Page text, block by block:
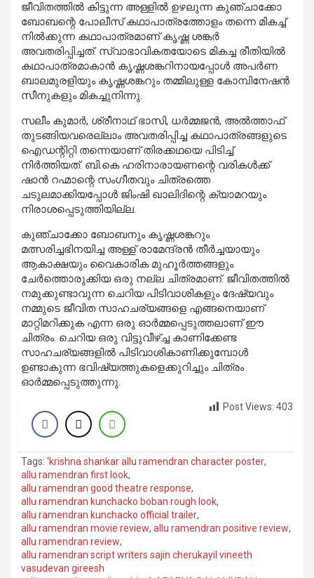
ജീവിതത്തില്‍ കിട്ടുന്ന അള്ളില്‍ ഉഴലുന്ന കുഞ്ചാക്കോ
ബോബന്റെ പോലീസ് കഥാപാത്രത്തോളം തന്നെ മികച്ച്
നില്‍ക്കുന്ന കഥാപാത്രമാണ് കൃഷ്ണ ശങ്കര്‍
അവതരിപ്പിച്ചത്. സ്വാഭാവികതയോടെ മികച്ച രീതിയില്‍
കഥാപാത്രമാകാന്‍ കൃഷ്ണശങ്കറിനായപ്പോള്‍ അപര്‍ണ
ബാലമുരളിയും കൃഷ്ണശങ്കറും തമ്മിലുള്ള കോമ്പിനേഷന്‍
സീനുകളും മികച്ചുനിന്നു.
സലീം കുമാര്‍, ശ്രീനാഥ് ഭാസി, ധര്‍മ്മജന്‍, അല്‍ത്താഫ്
തുടങ്ങിയവരെല്ലാം അവതരിപ്പിച്ച കഥാപാത്രങ്ങളുടെ
ഐഡന്റിറ്റി തന്നെയാണ് തിരക്കഥയെ പിടിച്ച്
നിര്‍ത്തിയത്. ബി.കെ ഹരിനാരായണന്റെ വരികള്‍ക്ക്
ഷാന്‍ റഹ്മാന്റെ സംഗീതവും ചിത്രത്തെ
ചടുലമാക്കിയപ്പോള്‍ ജിംഷി ഖാലിദിന്റെ ക്യാമറയും
നിരാശപ്പെടുത്തിയില്ല.
കുഞ്ചാക്കോ ബോബനും കൃഷ്ണശങ്കറും
മത്സരിച്ചഭിനയിച്ച അള്ള് രാമേന്ദ്രന്‍ തീര്‍ച്ചയായും
ആകാക്ഷയും വൈകാരിക മുഹൂര്‍ത്തങ്ങളും
ചേര്‍ത്തൊരുക്കിയ ഒരു നല്ല ചിത്രമാണ്. ജീവിതത്തില്‍
നമുക്കുണ്ടാവുന്ന ചെറിയ പിടിവാശികളും ദേഷ്യവും
നമ്മുടെ ജീവിത സാഹചര്യങ്ങളെ എങ്ങനെയാണ്
മാറ്റിമറിക്കുക എന്ന ഒരു ഓര്‍മ്മപ്പെടുത്തലാണ് ഈ
ചിത്രം. ചെറിയ ഒരു വിട്ടുവീഴ്ച്ച കാണിക്കേണ്ട
സാഹചര്യങ്ങളില്‍ പിടിവാശികാണിക്കുമ്പോള്‍
ഉണ്ടാകുന്ന ഭവിഷ്യത്തുകളെക്കുറിച്ചും ചിത്രം
ഓര്‍മ്മപ്പെടുത്തുന്നു.
Post Views: 403
Tags: 'krishna shankar allu ramendran character poster,
allu ramendran first look,
allu ramendran good theatre response,
allu ramendran kunchacko boban rough look,
allu ramendran kunchacko official trailer,
allu ramendran movie review, allu ramendran positive review,
allu ramendran review,
allu ramendran script writers sajin cherukayil vineeth
vasudevan gireesh